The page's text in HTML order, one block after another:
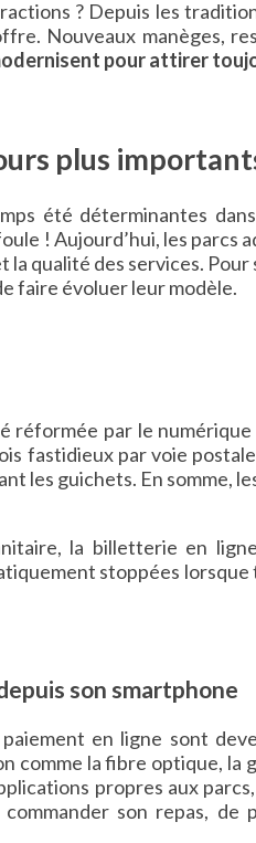
? Depuis les
Nouveaux manèges,
pour attirer
plus
été déterminantes
! Aujourd’hui, les parcs
la qualité des services.
faire évoluer leur modèle.
réformée par le
fastidieux par voie
les guichets. En somme,
la billetterie en
stoppées
son smartphone
en ligne sont
comme la fibre optique, la
propres aux
son repas, de